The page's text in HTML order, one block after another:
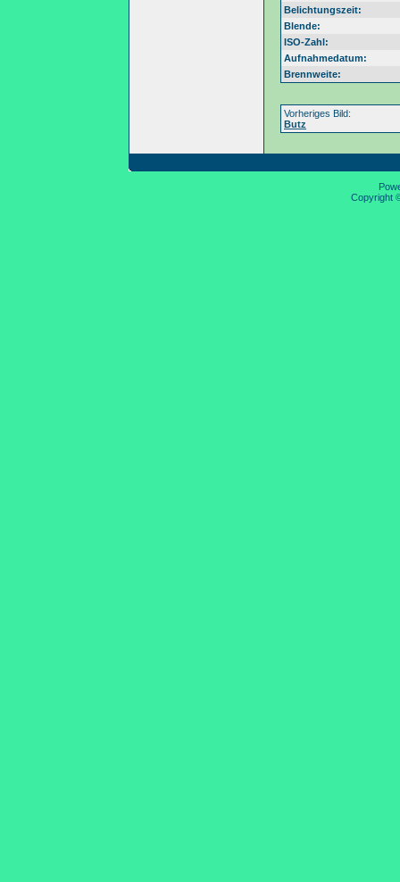
Belichtungszeit:
Blende:
ISO-Zahl:
Aufnahmedatum:
Brennweite:
Vorheriges Bild:
Butz
Copyright